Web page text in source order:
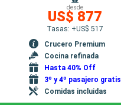
desde
US$ 877
Tasas: +US$ 517
Crucero Premium
Cocina refinada
Hasta 40% Off
3º y 4º pasajero gratis
Comidas incluidas